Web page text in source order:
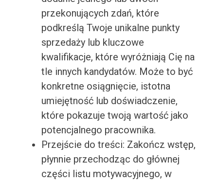
przekonujących zdań, które
podkreślą Twoje unikalne punkty
sprzedaży lub kluczowe
kwalifikacje, które wyróżniają Cię na
tle innych kandydatów. Może to być
konkretne osiągnięcie, istotna
umiejętność lub doświadczenie,
które pokazuje twoją wartość jako
potencjalnego pracownika.
Przejście do treści: Zakończ wstęp,
płynnie przechodząc do głównej
części listu motywacyjnego, w